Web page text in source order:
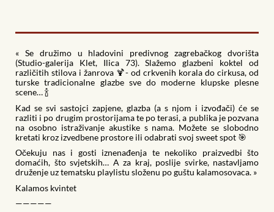
« Se družimo u hladovini predivnog zagrebačkog dvorišta
(Studio-galerija Klet, Ilica 73). Slažemo glazbeni koktel od
različitih stilova i žanrova 🍹- od crkvenih korala do cirkusa, od
turske tradicionalne glazbe sve do moderne klupske plesne
scene… 🍾
Kad se svi sastojci zapjene, glazba (a s njom i izvođači) će se
razliti i po drugim prostorijama te po terasi, a publika je pozvana
na osobno istraživanje akustike s nama. Možete se slobodno
kretati kroz izvedbene prostore ili odabrati svoj sweet spot 🎯
Očekuju nas i gosti iznenađenja te nekoliko praizvedbi što
domaćih, što svjetskih… A za kraj, poslije svirke, nastavljamo
druženje uz tematsku playlistu složenu po guštu kalamosovaca. »
Kalamos kvintet
—————